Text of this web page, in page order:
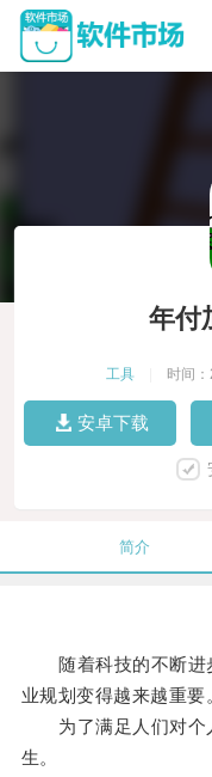
年付
工具 时间
安卓下载
简介
随着科技的不断进
业规划变得越来越重要
为了满足人们对个
生。